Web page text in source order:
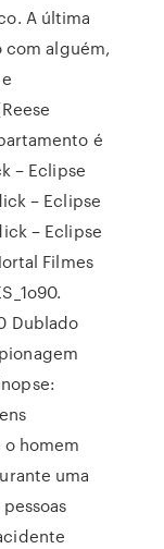
A última
com alguém,
é
– Eclipse
– Eclipse
– Eclipse
Filmes
Dublado
homem
uma